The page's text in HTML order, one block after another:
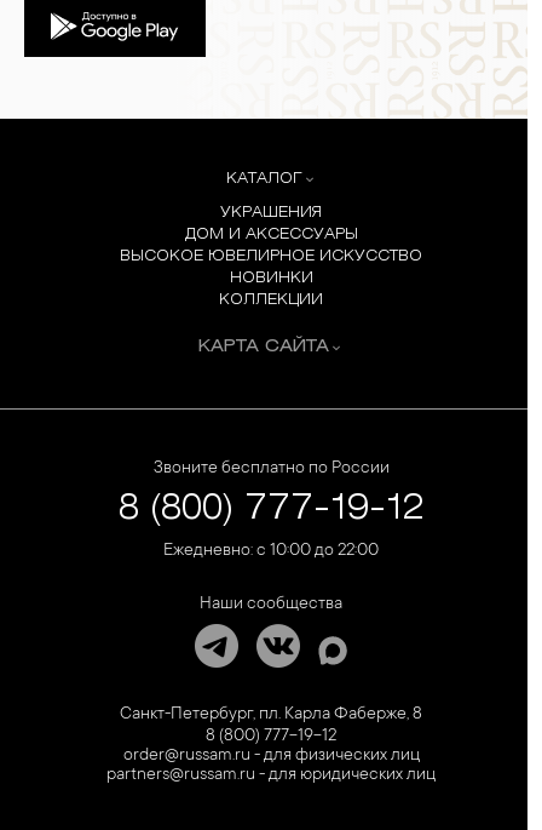
КАТАЛОГ
УКРАШЕНИЯ
ДОМ И АКСЕССУАРЫ
ВЫСОКОЕ ЮВЕЛИРНОЕ ИСКУССТВО
НОВИНКИ
КОЛЛЕКЦИИ
КАРТА САЙТА
Звоните бесплатно по России
8 (800) 777-19-12
Ежедневно: с 10:00 до 22:00
Наши сообщества
Санкт-Петербург, пл. Карла Фаберже, 8
8 (800) 777-19-12
order@russam.ru - для физических лиц
partners@russam.ru - для юридических лиц